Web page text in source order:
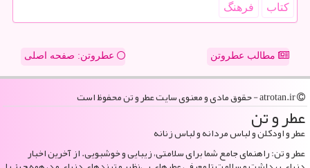
كتاب
فرهنگ
مطالب عطروتن عطروتن: صفحه اصلی
عطر و تن
عطر و اودکلن و لباس مردانه و لباس زنانه
عطر و تن: راهنمای جامع شما برای سلامتی، زیبایی و خوشبویی. از آخرین اخبار